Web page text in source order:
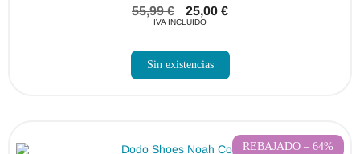
55,99€ 25,00 €
IVA INCLUIDO
Sin existencias
REBAJADO – 64%